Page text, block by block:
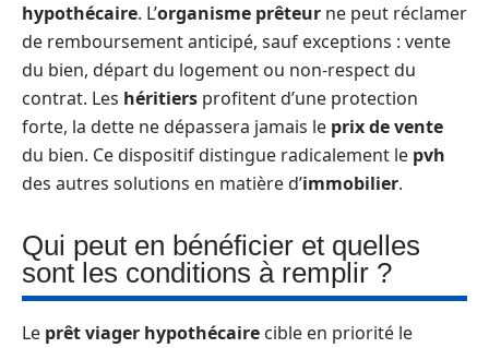
hypothécaire. L’organisme prêteur ne peut réclamer
de remboursement anticipé, sauf exceptions : vente
du bien, départ du logement ou non-respect du
contrat. Les héritiers profitent d’une protection
forte, la dette ne dépassera jamais le prix de vente
du bien. Ce dispositif distingue radicalement le pvh
des autres solutions en matière d’immobilier.
Qui peut en bénéficier et quelles
sont les conditions à remplir ?
Le prêt viager hypothécaire cible en priorité le